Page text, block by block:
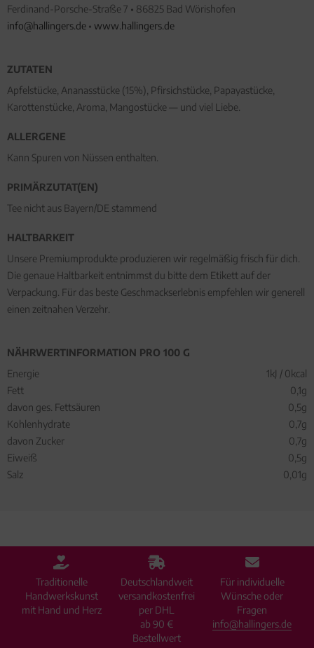
Ferdinand-Porsche-Straße 7 • 86825 Bad Wörishofen
info@hallingers.de • www.hallingers.de
ZUTATEN
Apfelstücke, Ananasstücke (15%), Pfirsichstücke, Papayastücke,
Karottenstücke, Aroma, Mangostücke — und viel Liebe.
ALLERGENE
Kann Spuren von Nüssen enthalten.
PRIMÄRZUTAT(EN)
Tee nicht aus Bayern/DE stammend
HALTBARKEIT
Unsere Premiumprodukte produzieren wir regelmäßig frisch für dich.
Die genaue Haltbarkeit entnimmst du bitte dem Etikett auf der
Verpackung. Für das beste Geschmackserlebnis empfehlen wir generell
einen zeitnahen Verzehr.
NÄHRWERTINFORMATION PRO 100 G
Energie
1kJ / 0kcal
Fett
0,1g
davon ges. Fettsäuren
0,5g
Kohlenhydrate
0,7g
davon Zucker
0,7g
Eiweiß
0,5g
Salz
0,01g
Traditionelle
Handwerkskunst
mit Hand und Herz
Deutschlandweit
versandkostenfrei
per DHL
ab 90 €
Bestellwert
Für individuelle
Wünsche oder
Fragen
info@hallingers.de